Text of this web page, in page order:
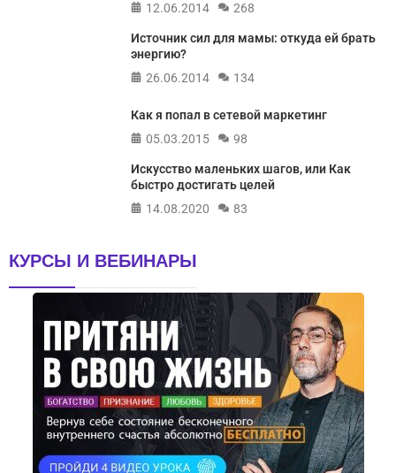
12.06.2014
268
Источник сил для мамы: откуда ей брать
энергию?
26.06.2014
134
Как я попал в сетевой маркетинг
05.03.2015
98
Искусство маленьких шагов, или Как
быстро достигать целей
14.08.2020
83
КУРСЫ И ВЕБИНАРЫ